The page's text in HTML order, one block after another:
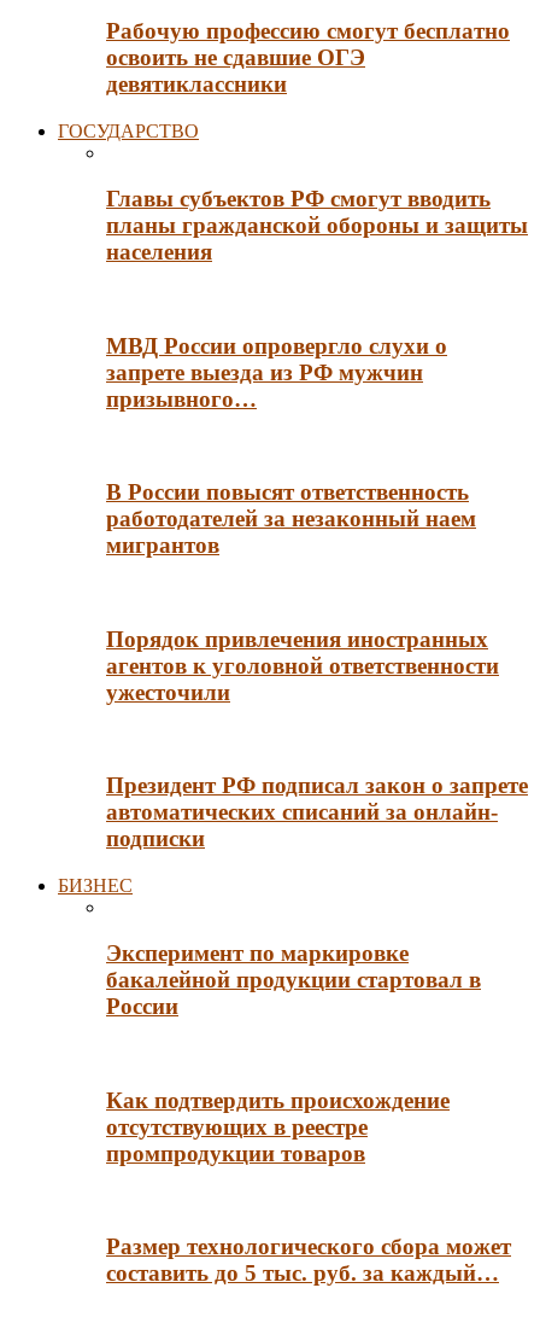
Рабочую профессию смогут бесплатно
освоить не сдавшие ОГЭ
девятиклассники
ГОСУДАРСТВО
Главы субъектов РФ смогут вводить
планы гражданской обороны и защиты
населения
МВД России опровергло слухи о
запрете выезда из РФ мужчин
призывного…
В России повысят ответственность
работодателей за незаконный наем
мигрантов
Порядок привлечения иностранных
агентов к уголовной ответственности
ужесточили
Президент РФ подписал закон о запрете
автоматических списаний за онлайн-
подписки
БИЗНЕС
Эксперимент по маркировке
бакалейной продукции стартовал в
России
Как подтвердить происхождение
отсутствующих в реестре
промпродукции товаров
Размер технологического сбора может
составить до 5 тыс. руб. за каждый…